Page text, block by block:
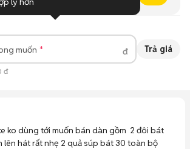
muốn đ Trả giá
đ
ko dùng tới muốn bán dàn gồm  2 đôi bát
lên hát rất nhẹ 2 quả súp bát 30 toàn bộ